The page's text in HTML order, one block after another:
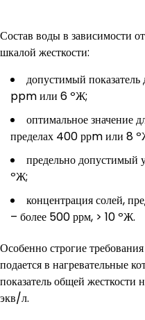
Состав воды в зависимости
шкалой жесткости:
допустимый
ppm или 6 ºЖ;
оптимальное значение
пределах 400 ррm или 8
предельно допустимый
ºЖ;
концентрация солей,
– более 500 ррм, > 10 ºЖ.
Особенно строгие
подается в нагревательные
показатель общей
экв/л.